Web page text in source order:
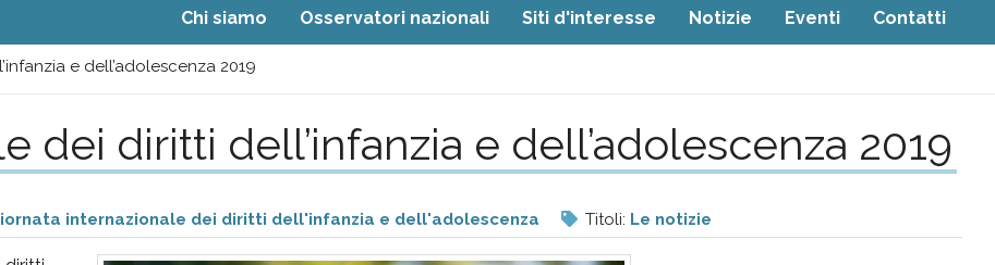
Chi siamo Osservatori nazionali Siti d'interesse Notizie Eventi Contatti
e dell’adolescenza 2019
dei diritti dell’infanzia e dell’adolescenza 2019
internazionale dei diritti dell'infanzia e dell'adolescenza Titoli: Le notizie